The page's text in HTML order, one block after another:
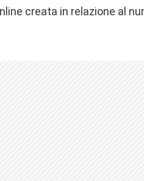
creata in relazione al